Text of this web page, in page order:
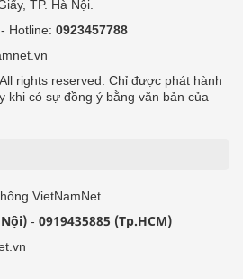
TP. Hà Nội.
- Hotline: 0923457788
rights reserved. Chỉ được phát hành
khi có sự đồng ý bằng văn bản của
VietNamNet
- 0919435885 (Tp.HCM)